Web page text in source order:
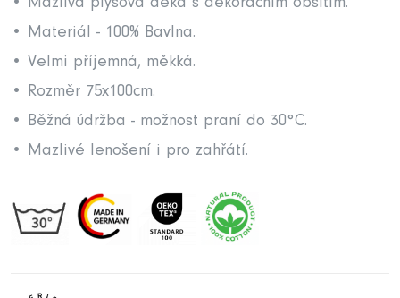
• Materiál - 100% Bavlna.
• Velmi příjemná, měkká.
• Rozměr 75x100cm.
• Běžná údržba - možnost praní do 30°C.
• Mazlivé lenošení i pro zahřátí.